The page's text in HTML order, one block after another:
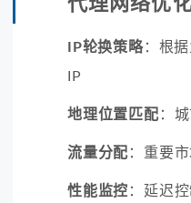
IP轮换策略：根
IP
地理位置匹配 ：
流量分配 ：重要
性能监控 ：延迟